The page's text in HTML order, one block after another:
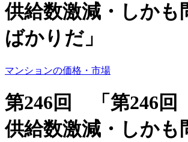
供給数激減・しかも
ばかりだ」
マンションの価格・市場
第246回 「第246
供給数激減・しかも